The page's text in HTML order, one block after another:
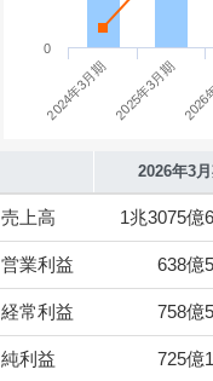
2024年3月期 2025年3月期
0
2026年3月
売上高 1兆3075億
営業利益 638億
経常利益 758億
純利益 725億